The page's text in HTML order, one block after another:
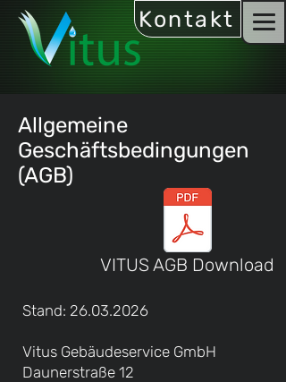
Kontakt
Allgemeine
Geschäftsbedingungen
(AGB)
VITUS AGB Download
Stand: 26.03.2026
Vitus Gebäudeservice GmbH
Daunerstraße 12